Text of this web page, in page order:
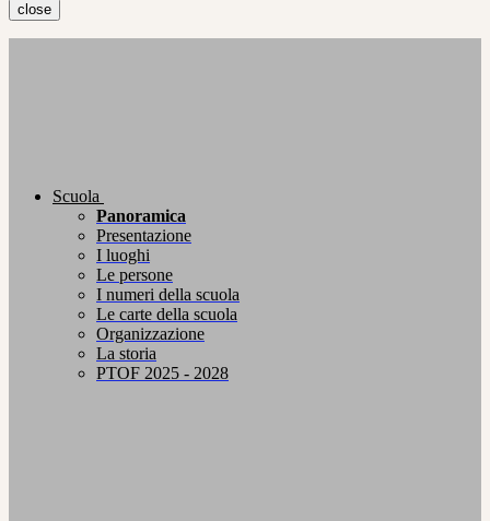
close
Scuola
Panoramica
Presentazione
I luoghi
Le persone
I numeri della scuola
Le carte della scuola
Organizzazione
La storia
PTOF 2025 - 2028